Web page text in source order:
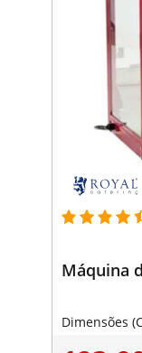
Máquina
Dimensões